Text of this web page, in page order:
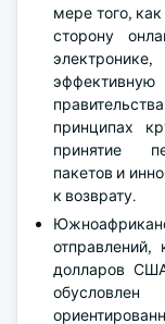
мере того,
сторону
принципах
принятие
пакетов и
к возврату.
отправлений,
долларов